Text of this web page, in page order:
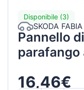
Disponibile (3)
SKODA
Pannello
parafango
16,46€